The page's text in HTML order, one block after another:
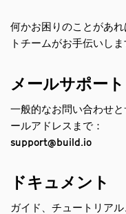
何かお困りのことがあ
トチームがお手伝いしま
メールサポート
一般的なお問い合わせ
ールアドレスまで：
support@build.io
ドキュメント
ガイド、チュートリア